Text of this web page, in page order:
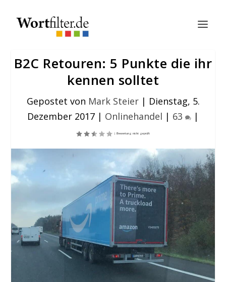
B2C Retouren: 5 Punkte die ihr
kennen solltet
Gepostet von Mark Steier| Dienstag, 5.
Dezember 2017 | Onlinehandel | 63 |